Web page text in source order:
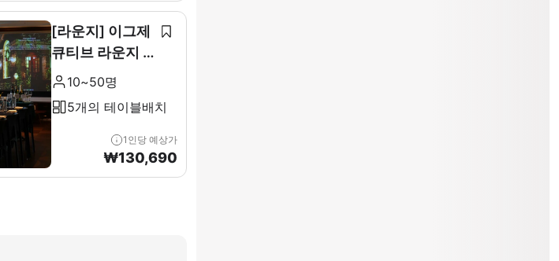
[라운지] 이그제
큐티브 라운지 &
테라스 전층(11F
10~50명
5개의 테이블배치
1인당 예상가
₩130,690